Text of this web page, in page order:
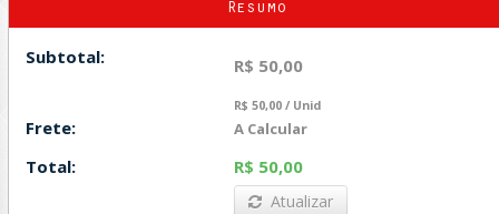
Resumo
Subtotal: R$ 50,00
R$ 50,00 / Unid
Frete: A Calcular
Total: R$ 50,00
Atualizar